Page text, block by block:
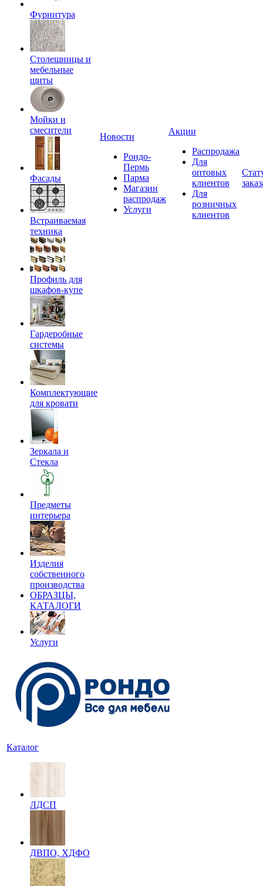
Фурнитура
Столешницы и
мебельные
щиты
Мойки и
смесители
Фасады
Встраиваемая
техника
Профиль для
шкафов-купе
Гардеробные
системы
Комплектующие
для кровати
Зеркала и
Стекла
Предметы
интерьера
Изделия
собственного
производства
ОБРАЗЦЫ,
КАТАЛОГИ
Услуги
Новости
Рондо-
Пермь
Парма
Магазин
распродаж
Услуги
Акции
Распродажа
Для
оптовых
клиентов
Для
розничных
клиентов
Каталог
ЛДСП
ДВПО, ХДФО